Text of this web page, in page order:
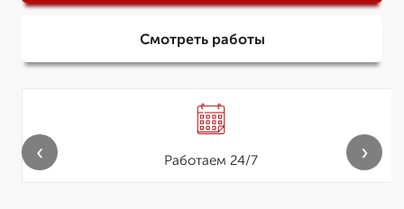
Смотреть работы
Работаем 24/7
‹ ›